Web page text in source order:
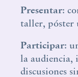
Presentar:
taller, póster
Participar:
la audiencia,
discusiones